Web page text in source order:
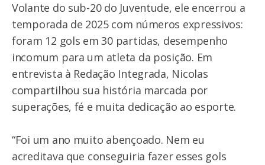
Volante do sub-20 do Juventude, ele encerrou a
temporada de 2025 com números expressivos:
foram 12 gols em 30 partidas, desempenho
incomum para um atleta da posição. Em
entrevista à Redação Integrada, Nicolas
compartilhou sua história marcada por
superações, fé e muita dedicação ao esporte.
“Foi um ano muito abençoado. Nem eu
acreditava que conseguiria fazer esses gols